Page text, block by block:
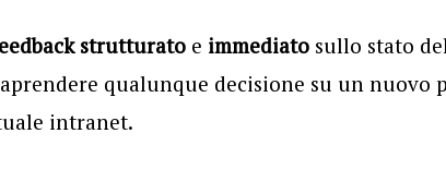
strutturatoe immediatosullo stato
qualunque decisione su un nuovo
intranet.